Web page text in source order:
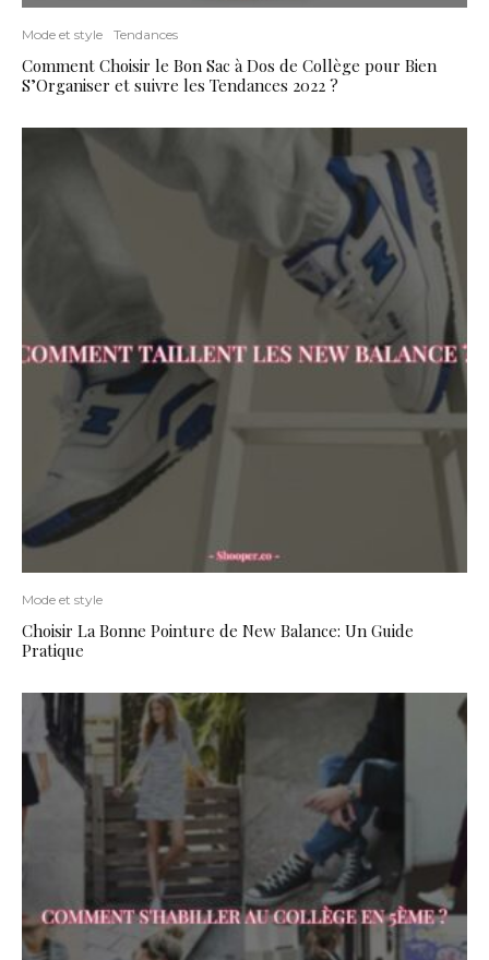
Mode et style Tendances
Comment Choisir le Bon Sac à Dos de Collège pour Bien
S’Organiser et suivre les Tendances 2022 ?
Mode et style
Choisir La Bonne Pointure de New Balance: Un Guide
Pratique